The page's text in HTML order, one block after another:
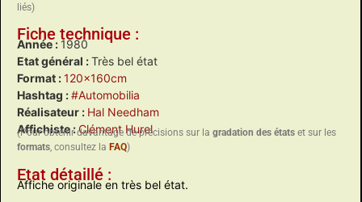
liés)
Fiche technique :
Année : 1980
Etat général :Très bel état
Format :120x160cm
Hashtag :#Automobilia
Réalisateur : Hal Needham
Affichiste :Clément Hurel
(Pour obtenir davantage de précisions sur la gradation des états et sur les
formats, consultez la FAQ)
Etat détaillé :
Affiche originale en très bel état.